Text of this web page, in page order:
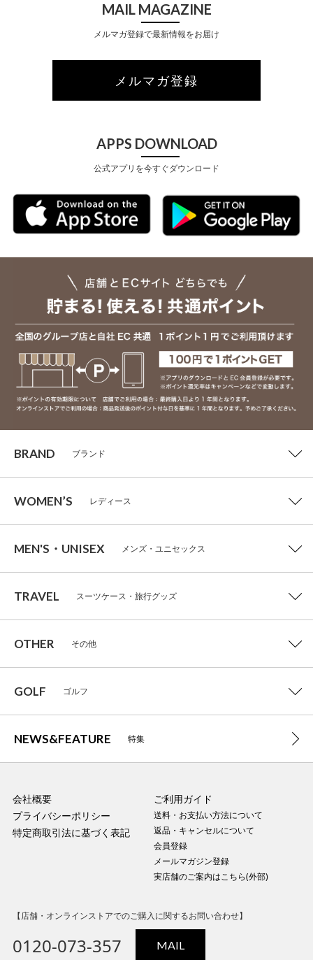
MAIL MAGAZINE
メルマガ登録で最新情報をお届け
メルマガ登録
APPS DOWNLOAD
公式アプリを今すぐダウンロード
BRAND ブランド
WOMEN’S レディース
MEN'S・UNISEX メンズ・ユニセックス
TRAVEL スーツケース・旅行グッズ
OTHER その他
GOLF ゴルフ
NEWS&FEATURE 特集
会社概要
プライバシーポリシー
特定商取引法に基づく表記
ご利用ガイド
送料・お支払い方法について
返品・キャンセルについて
会員登録
メールマガジン登録
実店舗のご案内はこちら(外部)
【店舗・オンラインストアでのご購入に関するお問い合わせ】
0120-073-357 MAIL